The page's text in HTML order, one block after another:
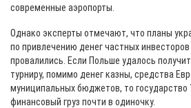
современные аэропорты.
Однако эксперты отмечают, что планы
по привлечению денег частных
провалились. Если Польше удалось
турниру, помимо денег казны, средства
муниципальных бюджетов, то государство
финансовый груз почти в одиночку.